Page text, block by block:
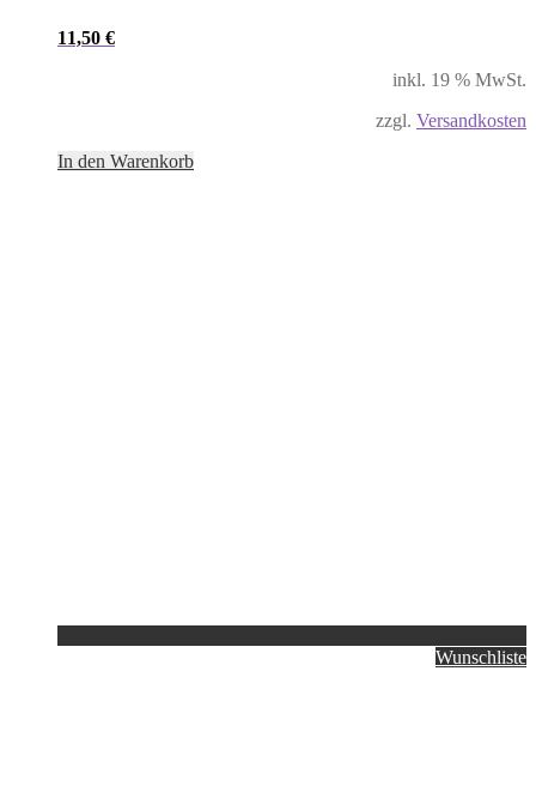
11,50 €
inkl. 19 % MwSt.
zzgl. Versandkosten
In den Warenkorb
Wunschliste